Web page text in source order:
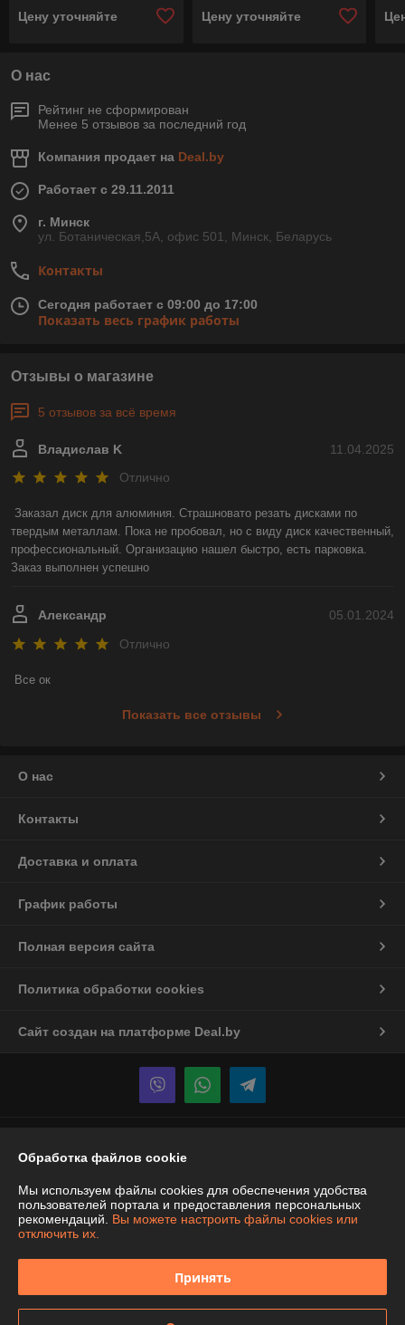
Цену уточняйте Цену уточняйте
Н3
О нас
Рейтинг не сформирован
Менее 5 отзывов за последний год
Компания продает на Deal.by
Работает с 29.11.2011
г. Минск
ул. Ботаническая,5А, офис 501, Минск, Беларусь
Контакты
Сегодня работает с 09:00 до 17:00
Показать весь график работы
Отзывы о магазине
5 отзывов за всё время
11.04.2025
Владислав K
Отлично
Заказал диск для алюминия. Страшновато резать дисками по
твердым металлам. Пока не пробовал, но с виду диск качественный,
профессиональный. Организацию нашел быстро, есть парковка.
Заказ выполнен успешно
05.01.2024
Александр
Отлично
Все ок
Показать все отзывы
О нас
Контакты
Доставка и оплата
График работы
Полная версия сайта
Политика обработки cookies
Сайт создан на платформе Deal.by
Республика Беларусь, г. Минск, ул. Ботаническая,5А, офис 501
Регистрационный номер ЕГР: 190302109
Регистрационный орган: Минский горисполком
Обработка файлов cookie
Мы используем файлы cookies для обеспечения удобства
пользователей портала и предоставления персональных
рекомендаций. Вы можете настроить файлы cookies или
отключить их.
Принять